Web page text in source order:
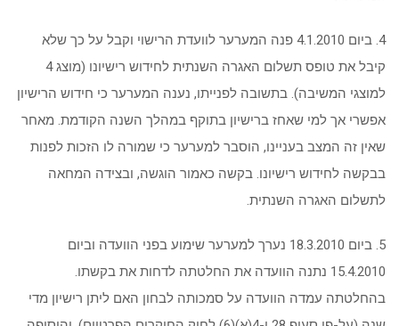
4. ביום 4.1.2010 פנה המערער לוועדת הרישוי וקבל על כך שלא
קיבל את טופס תשלום האגרה השנתית לחידוש רישיונו (מוצג 4
למוצגי המשיבה). בתשובה לפנייתו, נענה המערער כי חידוש הרישיון
אפשרי אך למי שאחז ברישיון בתוקף במהלך השנה הקודמת. מאחר
שאין זה המצב בעניינו, הוסבר למערער כי שמורה לו הזכות לפנות
בבקשה לחידוש רישיונו. בקשה כאמור הוגשה, ובצידה המחאה
לתשלום האגרה השנתית.
5. ביום 18.3.2010 נערך למערער שימוע בפני הוועדה וביום
15.4.2010 נתנה הוועדה את החלטתה לדחות את בקשתו.
בהחלטתה עמדה הוועדה על סמכותה לבחון האם ליתן רישיון מדי